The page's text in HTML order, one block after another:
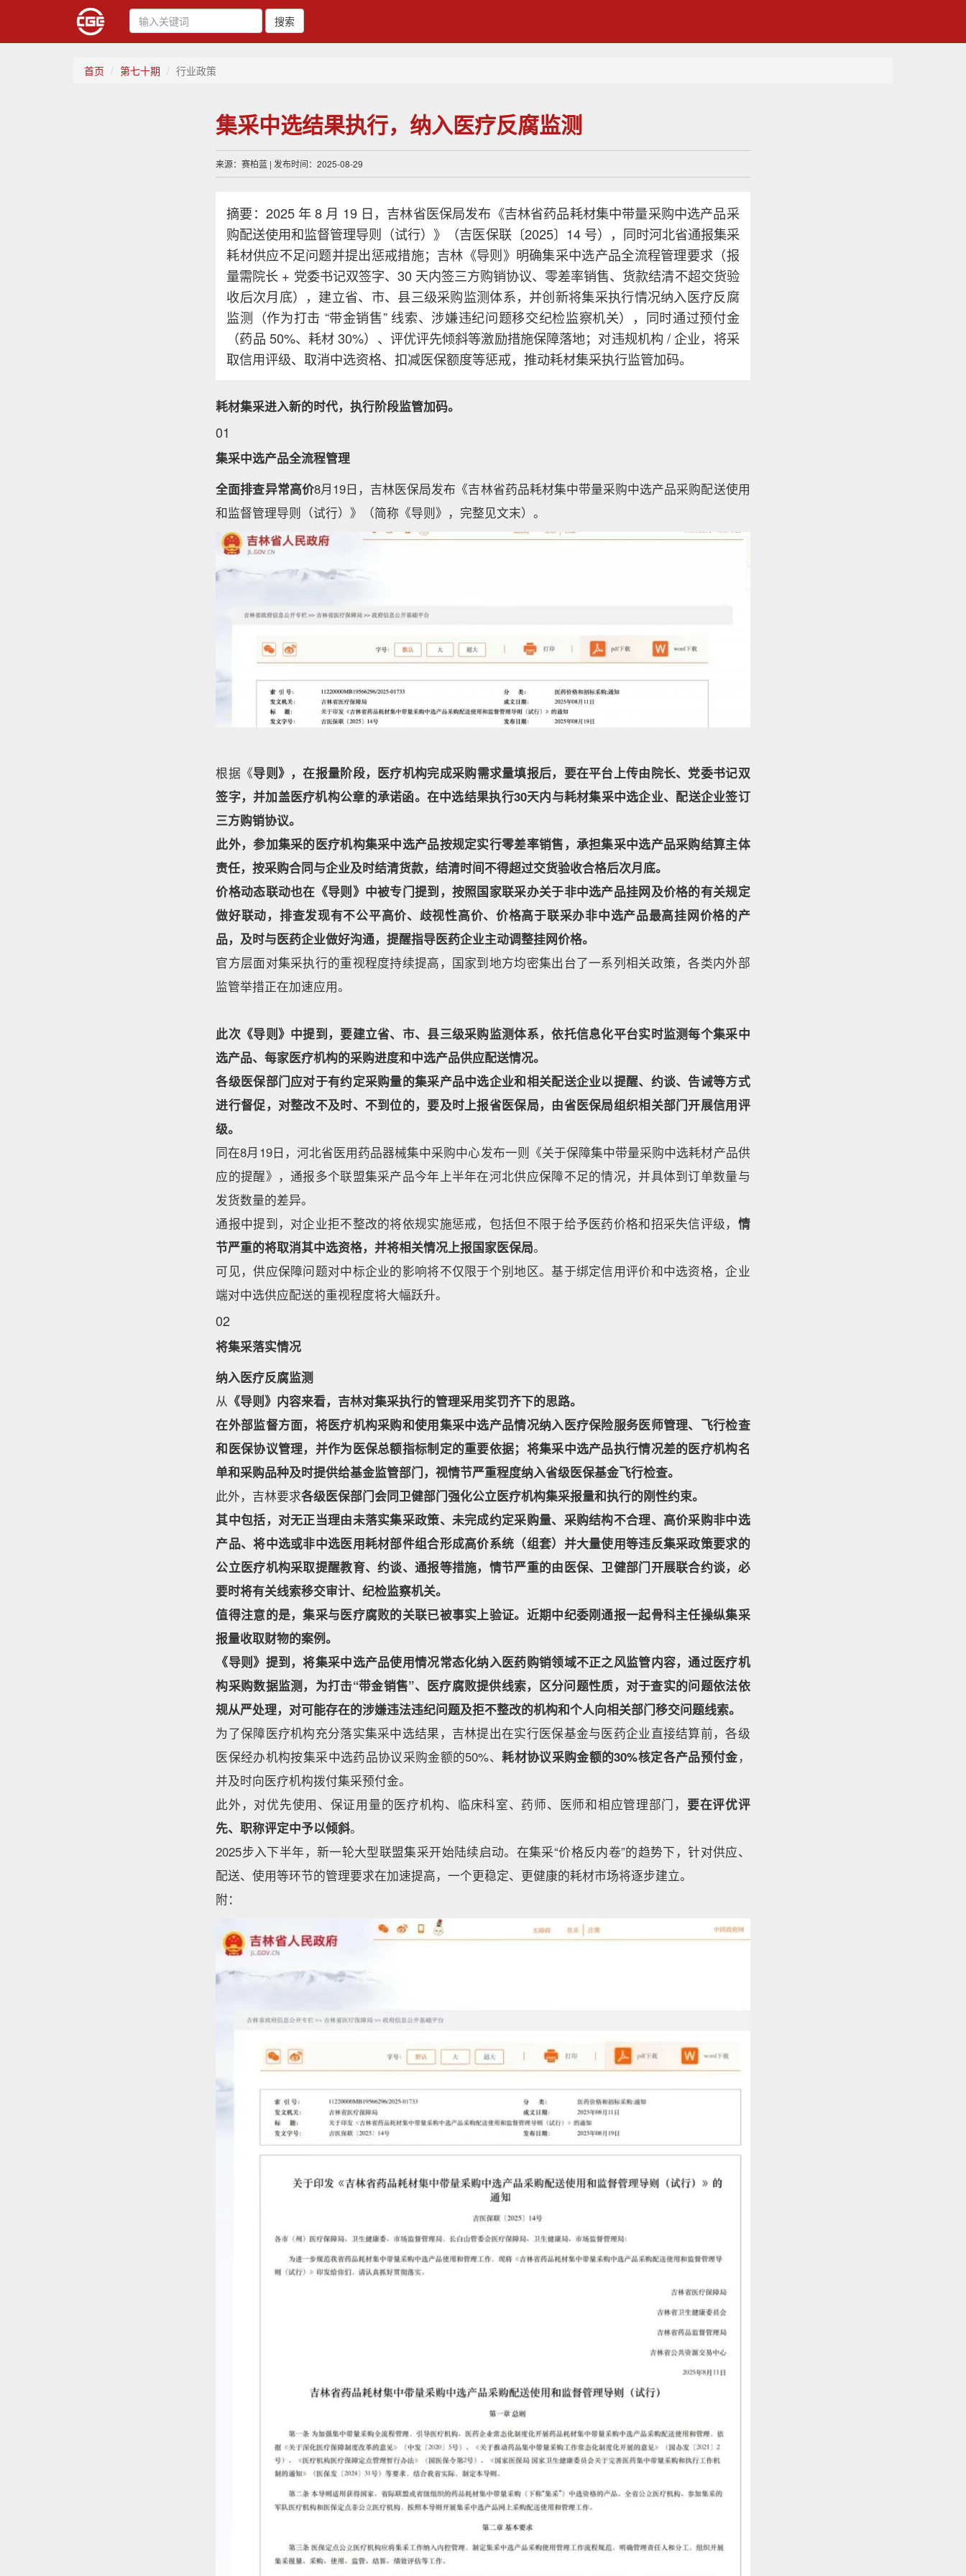
搜索
首页 第七十期 行业政策
集采中选结果执行，纳入医疗反腐监测
来源：赛柏蓝 | 发布时间：2025-08-29
摘要：2025 年 8 月 19 日，吉林省医保局发布《吉林省药品耗材集中带量采购中选产品采
购配送使用和监督管理导则（试行）》（吉医保联〔2025〕14 号），同时河北省通报集采
耗材供应不足问题并提出惩戒措施；吉林《导则》明确集采中选产品全流程管理要求（报
量需院长 + 党委书记双签字、30 天内签三方购销协议、零差率销售、货款结清不超交货验
收后次月底），建立省、市、县三级采购监测体系，并创新将集采执行情况纳入医疗反腐
监测（作为打击 “带金销售” 线索、涉嫌违纪问题移交纪检监察机关），同时通过预付金
（药品 50%、耗材 30%）、评优评先倾斜等激励措施保障落地；对违规机构 / 企业，将采
取信用评级、取消中选资格、扣减医保额度等惩戒，推动耗材集采执行监管加码。
耗材集采进入新的时代，执行阶段监管加码。
01
集采中选产品全流程管理
全面排查异常高价8月19日，吉林医保局发布《吉林省药品耗材集中带量采购中选产品采购配送使用
和监督管理导则（试行）》（简称《导则》，完整见文末）。
根据《导则》，在报量阶段，医疗机构完成采购需求量填报后，要在平台上传由院长、党委书记双
签字，并加盖医疗机构公章的承诺函。在中选结果执行30天内与耗材集采中选企业、配送企业签订
三方购销协议。
此外，参加集采的医疗机构集采中选产品按规定实行零差率销售，承担集采中选产品采购结算主体
责任，按采购合同与企业及时结清货款，结清时间不得超过交货验收合格后次月底。
价格动态联动也在《导则》中被专门提到，按照国家联采办关于非中选产品挂网及价格的有关规定
做好联动，排查发现有不公平高价、歧视性高价、价格高于联采办非中选产品最高挂网价格的产
品，及时与医药企业做好沟通，提醒指导医药企业主动调整挂网价格。
官方层面对集采执行的重视程度持续提高，国家到地方均密集出台了一系列相关政策，各类内外部
监管举措正在加速应用。
此次《导则》中提到，要建立省、市、县三级采购监测体系，依托信息化平台实时监测每个集采中
选产品、每家医疗机构的采购进度和中选产品供应配送情况。
各级医保部门应对于有约定采购量的集采产品中选企业和相关配送企业以提醒、约谈、告诫等方式
进行督促，对整改不及时、不到位的，要及时上报省医保局，由省医保局组织相关部门开展信用评
级。
同在8月19日，河北省医用药品器械集中采购中心发布一则《关于保障集中带量采购中选耗材产品供
应的提醒》，通报多个联盟集采产品今年上半年在河北供应保障不足的情况，并具体到订单数量与
发货数量的差异。
通报中提到，对企业拒不整改的将依规实施惩戒，包括但不限于给予医药价格和招采失信评级， 情
节严重的将取消其中选资格，并将相关情况上报国家医保局。
可见，供应保障问题对中标企业的影响将不仅限于个别地区。基于绑定信用评价和中选资格，企业
端对中选供应配送的重视程度将大幅跃升。
02
将集采落实情况
纳入医疗反腐监测
从 《导则》内容来看，吉林对集采执行的管理采用奖罚齐下的思路。
在外部监督方面，将医疗机构采购和使用集采中选产品情况纳入医疗保险服务医师管理、飞行检查
和医保协议管理，并作为医保总额指标制定的重要依据；将集采中选产品执行情况差的医疗机构名
单和采购品种及时提供给基金监管部门，视情节严重程度纳入省级医保基金飞行检查。
此外，吉林要求各级医保部门会同卫健部门强化公立医疗机构集采报量和执行的刚性约束。
其中包括，对无正当理由未落实集采政策、未完成约定采购量、采购结构不合理、高价采购非中选
产品、将中选或非中选医用耗材部件组合形成高价系统（组套）并大量使用等违反集采政策要求的
公立医疗机构采取提醒教育、约谈、通报等措施，情节严重的由医保、卫健部门开展联合约谈，必
要时将有关线索移交审计、纪检监察机关。
值得注意的是，集采与医疗腐败的关联已被事实上验证。近期中纪委刚通报一起骨科主任操纵集采
报量收取财物的案例。
《导则》提到，将集采中选产品使用情况常态化纳入医药购销领域不正之风监管内容，通过医疗机
构采购数据监测，为打击“带金销售”、医疗腐败提供线索，区分问题性质，对于查实的问题依法依
规从严处理，对可能存在的涉嫌违法违纪问题及拒不整改的机构和个人向相关部门移交问题线索。
为了保障医疗机构充分落实集采中选结果，吉林提出在实行医保基金与医药企业直接结算前，各级
医保经办机构按集采中选药品协议采购金额的50%、耗材协议采购金额的30%核定各产品预付金，
并及时向医疗机构拨付集采预付金。
此外，对优先使用、保证用量的医疗机构、临床科室、药师、医师和相应管理部门， 要在评优评
先、职称评定中予以倾斜。
2025步入下半年，新一轮大型联盟集采开始陆续启动。在集采“价格反内卷”的趋势下，针对供应、
配送、使用等环节的管理要求在加速提高，一个更稳定、更健康的耗材市场将逐步建立。
附：